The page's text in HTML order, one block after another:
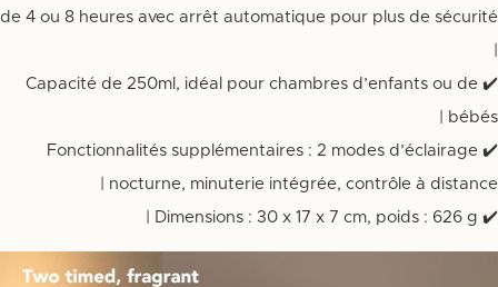
de 4 ou 8 heures avec arrêt automatique pour plus de sécurité
✔️ Capacité de 250ml, idéal pour chambres d’enfants ou de
bébés |
✔️ Fonctionnalités supplémentaires : 2 modes d’éclairage
nocturne, minuterie intégrée, contrôle à distance |
✔️ Dimensions : 30 x 17 x 7 cm, poids : 626 g |